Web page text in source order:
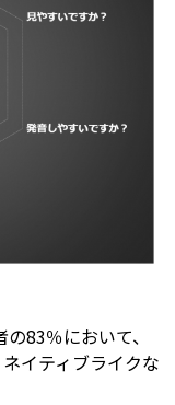
83％において、
イティブライクな